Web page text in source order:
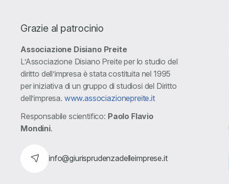
Grazie al patrocinio
Associazione Disiano Preite
L’Associazione Disiano Preite per lo studio del
diritto dell’impresa è stata costituita nel 1995
per iniziativa di un gruppo di studiosi del Diritto
dell’impresa. www.associazionepreite.it
Responsabile scientifico: Paolo Flavio
Mondini.
info@giurisprudenzadelleimprese.it